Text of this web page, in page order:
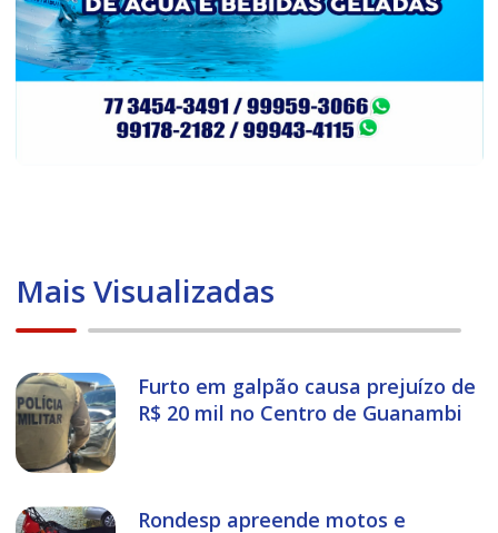
Mais Visualizadas
Furto em galpão causa prejuízo de
R$ 20 mil no Centro de Guanambi
Rondesp apreende motos e